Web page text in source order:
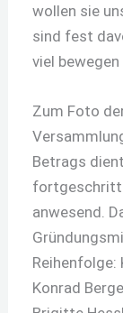
wollen sie
sind fest
viel bewegen
Zum Foto
Betrags
anwesend.
Reihenfolge:
Konrad